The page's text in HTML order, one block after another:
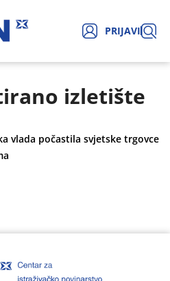
PRIJAVI
izletište
vlada počastila svjetske trgovce